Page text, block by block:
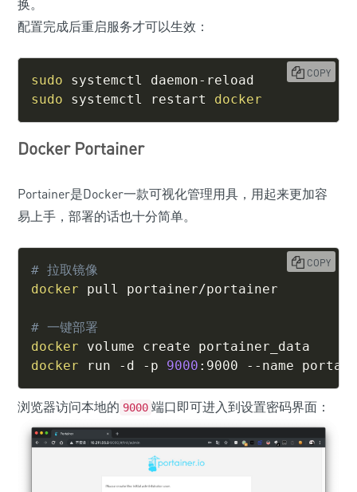
换。
配置完成后重启服务才可以生效：
sudo
sudo systemctl restart docker
COPY
Docker Portainer
Portainer是Docker一款可视化管理用具，用起来更加容
易上手，部署的话也十分简单。
# 拉取镜像
docker pull portainer/portainer
# 一键部署
docker
docker run -d -p 9000 :9000 --name
COPY
浏览器访问本地的 9000 端口即可进入到设置密码界面：